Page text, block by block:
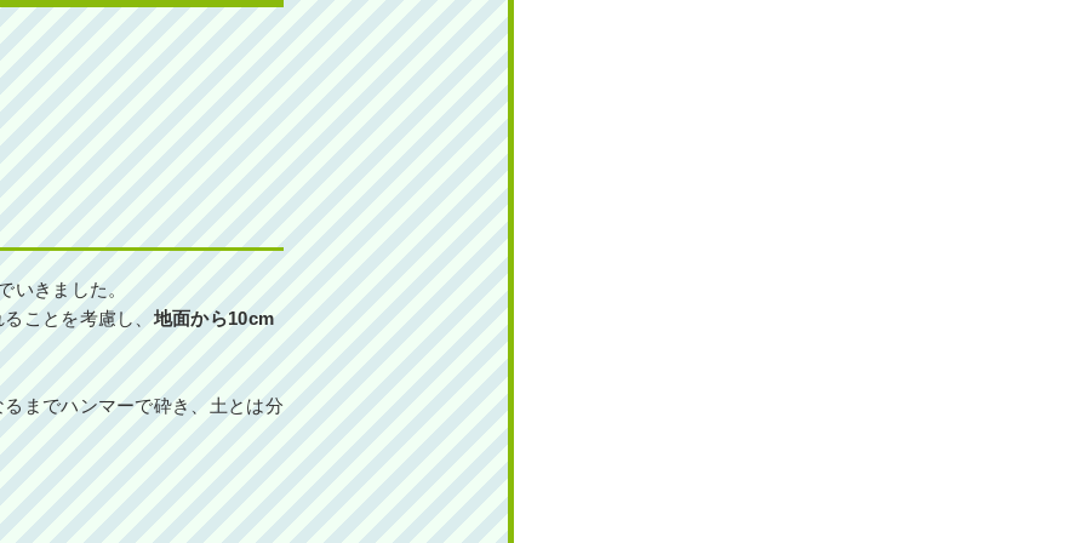
いきました。
ことを考慮し、 地面から10cm
までハンマーで砕き、土とは分